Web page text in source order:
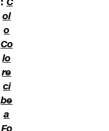
ol
o
Co
lo
re
ci
be
a
Fo